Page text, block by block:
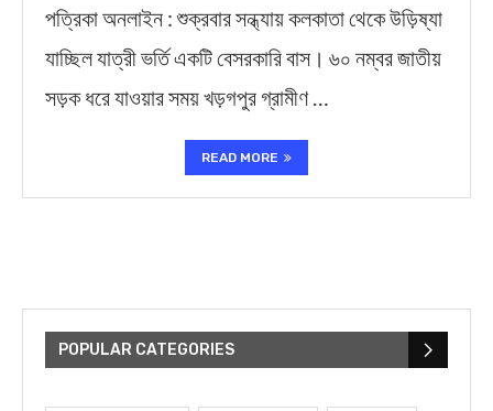
পত্রিকা অনলাইন : শুক্রবার সন্ধ্যায় কলকাতা থেকে উড়িষ্যা
যাচ্ছিল যাত্রী ভর্তি একটি বেসরকারি বাস। ৬০ নম্বর জাতীয়
সড়ক ধরে যাওয়ার সময় খড়গপুর গ্রামীণ …
READ MORE
POPULAR CATEGORIES